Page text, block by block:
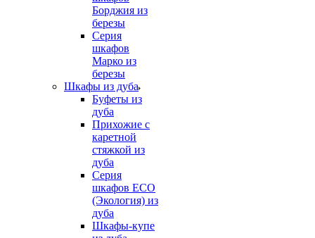
Борджия из
березы
Серия
шкафов
Марко из
березы
Шкафы из дуба
Буфеты из
дуба
Прихожие с
каретной
стяжкой из
дуба
Серия
шкафов ECO
(Экология) из
дуба
Шкафы-купе